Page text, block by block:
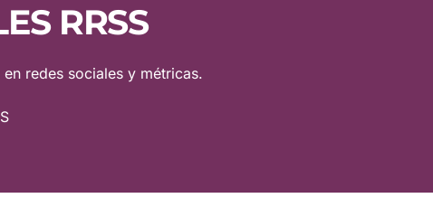
RRSS
redes sociales y métricas.